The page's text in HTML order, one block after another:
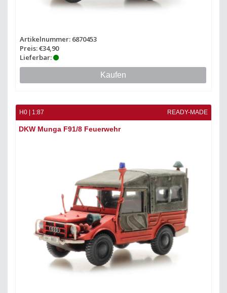
Artikelnummer: 6870453
Preis: €34,90
Lieferbar:
Kaufen
H0 | 1:87 READY-MADE
DKW Munga F91/8 Feuerwehr